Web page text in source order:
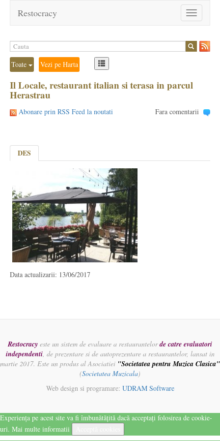
Toggle
navigation
Restocracy
Toate Vezi pe Harta
Il Locale, restaurant italian si terasa in parcul
Herastrau
Abonare prin RSS Feed la noutati Fara comentarii
DES
Data actualizarii: 13/06/2017
Restocracy este un sistem de evaluare a restaurantelorde catre evaluatori
independenti, de prezentare si de autoprezentare a restaurantelor, lansat in
martie 2017. Este un produs al Asociatiei "Societatea pentru Muzica Clasica"
(Societatea Muzicala)
Web design si programare: UDRAM Software
Experiența pe acest site va fi îmbunătățită dacă acceptați folosirea de cookie-
uri. Mai multe informatii